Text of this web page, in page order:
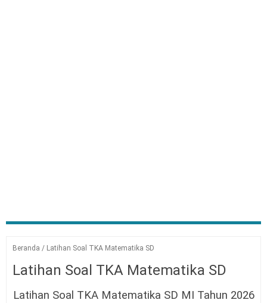
Beranda / Latihan Soal TKA Matematika SD
Latihan Soal TKA Matematika SD
Latihan Soal TKA Matematika SD MI Tahun 2026